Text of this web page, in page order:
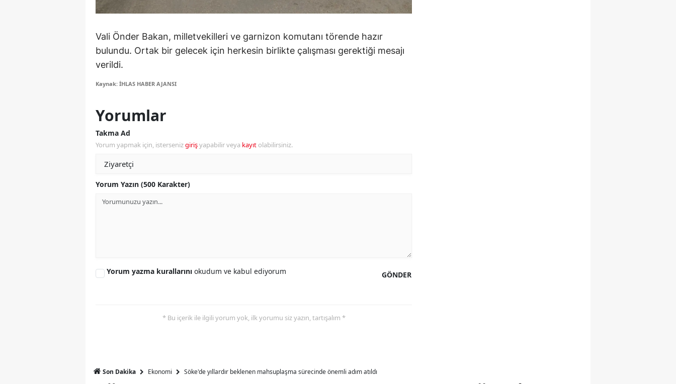
Sivas
Tekirdağ
Tokat
Şırnak
Vali Önder Bakan, milletvekilleri ve garnizon komutanı törende hazır
bulundu. Ortak bir gelecek için herkesin birlikte çalışması gerektiği mesajı
verildi.
Kaynak: İHLAS HABER AJANSI
Yorumlar
Takma Ad
Yorum yapmak için, istersenizgirişyapabilir veya kayıt olabilirsiniz.
Yorum Yazın (500 Karakter)
GÖNDER
Yorum yazma kurallarını okudum ve kabul ediyorum
* Bu içerik ile ilgili yorum yok, ilk yorumu siz yazın, tartışalım *
Son Dakika Ekonomi Söke'de yıllardır beklenen mahsuplaşma sürecinde önemli adım atıldı